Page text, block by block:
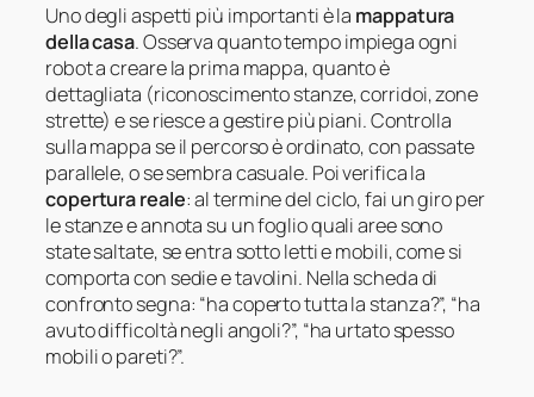
Uno degli aspetti più importanti è la mappatura
della casa. Osserva quanto tempo impiega ogni
robot a creare la prima mappa, quanto è
dettagliata (riconoscimento stanze, corridoi, zone
strette) e se riesce a gestire più piani. Controlla
sulla mappa se il percorso è ordinato, con passate
parallele, o se sembra casuale. Poi verifica la
copertura reale: al termine del ciclo, fai un giro per
le stanze e annota su un foglio quali aree sono
state saltate, se entra sotto letti e mobili, come si
comporta con sedie e tavolini. Nella scheda di
confronto segna: “ha coperto tutta la stanza?”, “ha
avuto difficoltà negli angoli?”, “ha urtato spesso
mobili o pareti?”.